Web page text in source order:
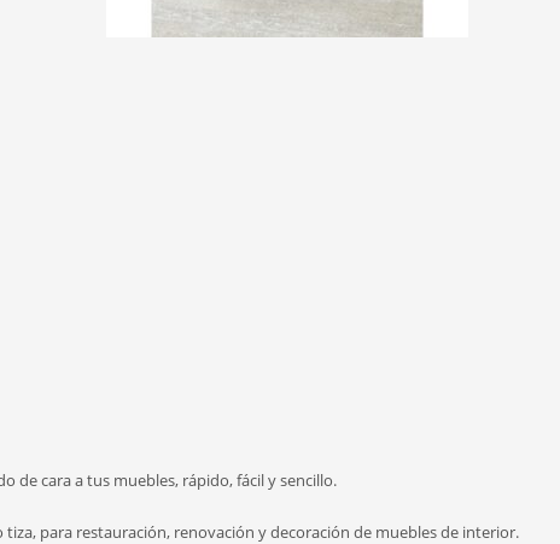
de cara a tus muebles, rápido, fácil y sencillo.
para restauración, renovación y decoración de muebles de interior.